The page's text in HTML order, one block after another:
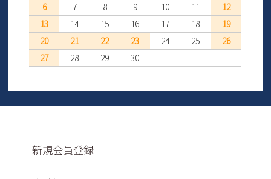
6
7 8 9 10 11
12
13
14 15 16 17 18
19
20
21 22 23 24 25
26
27
28 29 30
新規会員登録